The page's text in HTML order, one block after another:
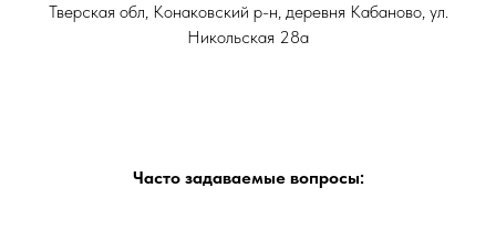
Тверская обл, Конаковский р-н, деревня Кабаново, ул.
Никольская 28а
Часто задаваемые вопросы: